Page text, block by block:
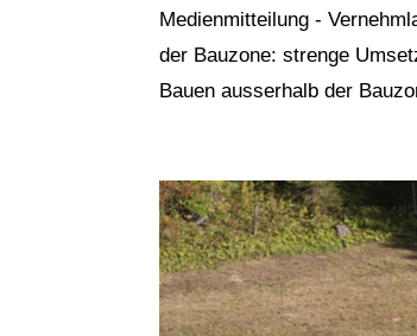
Medienmitteilung -
der Bauzone: strenge
Bauen ausserhalb der